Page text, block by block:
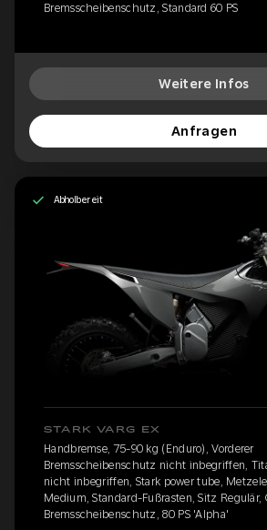
Bremsscheibenschutz, Standard 60 PS
Weitere Infos
Anfragen
Abholbereit
STARK VARG EX
Handbremse, 75-90 kg (Enduro), Vorderer
Bremsscheibenschutz nicht inbegriffen,
nicht inbegriffen, Stark power tube,
Medium, Standard-Fußrasten, Sitz Regulär,
Bremsscheibenschutz, 80 PS 'Alpha'